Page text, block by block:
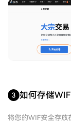
3 如何存储WIF
将您的WIF安全存放